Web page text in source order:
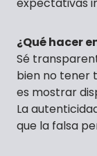
¿Qué hacer
Sé
bien no tener
es mostrar
La
que la falsa